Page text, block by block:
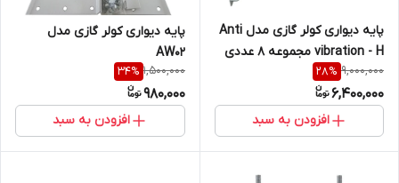
پایه دیواری کولر گازی مدل Anti
vibration - H مجموعه 8 عددی
9,000,000
28%
6,400,000
افزودن به سبد
پایه دیواری کولر گازی مدل
AW02
1,500,000
34%
980,000
افزودن به سبد